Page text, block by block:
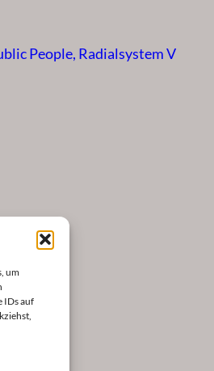
um
IDs auf
People, Radialsystem V